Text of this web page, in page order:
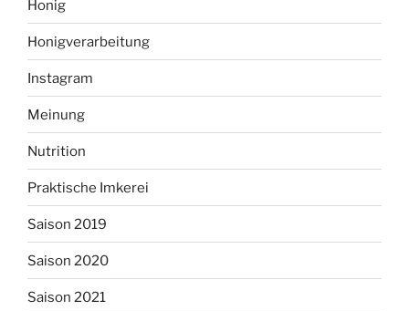
Honig
Honigverarbeitung
Instagram
Meinung
Nutrition
Praktische Imkerei
Saison 2019
Saison 2020
Saison 2021